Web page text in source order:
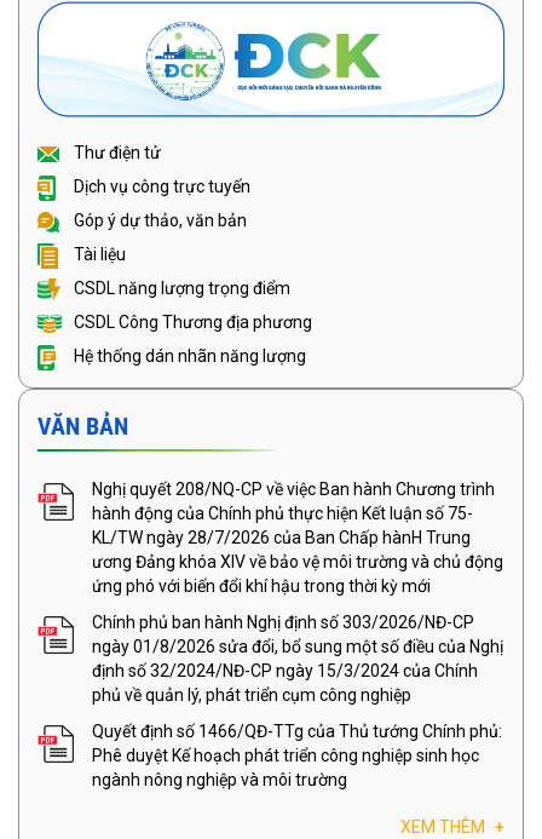
Thư điện tử
Dịch vụ công trực tuyến
Góp ý dự thảo, văn bản
Tài liệu
CSDL năng lượng trọng điểm
CSDL Công Thương địa phương
Hệ thống dán nhãn năng lượng
VĂN BẢN
Nghị quyết 208/NQ-CP về việc Ban hành Chương trình
hành động của Chính phủ thực hiện Kết luận số 75-
KL/TW ngày 28/7/2026 của Ban Chấp hànH Trung
ương Đảng khóa XIV về bảo vệ môi trường và chủ động
ứng phó với biến đổi khí hậu trong thời kỳ mới
Chính phủ ban hành Nghị định số 303/2026/NĐ-CP
ngày 01/8/2026 sửa đổi, bổ sung một số điều của Nghị
định số 32/2024/NĐ-CP ngày 15/3/2024 của Chính
phủ về quản lý, phát triển cụm công nghiệp
Quyết định số 1466/QĐ-TTg của Thủ tướng Chính phủ:
Phê duyệt Kế hoạch phát triển công nghiệp sinh học
ngành nông nghiệp và môi trường
XEM THÊM +